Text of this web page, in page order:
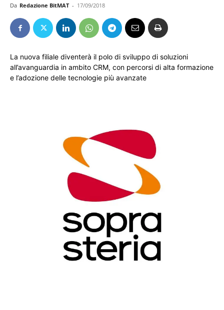
Da Redazione BitMAT - 17/09/2018
La nuova filiale diventerà il polo di sviluppo di soluzioni
all’avanguardia in ambito CRM, con percorsi di alta formazione
e l’adozione delle tecnologie più avanzate